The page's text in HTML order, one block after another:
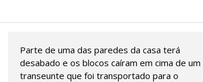
Parte de uma das paredes da casa terá
desabado e os blocos caíram em cima de um
transeunte que foi transportado para o